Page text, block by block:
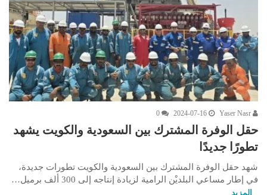
2024-07-16
0
حقل الوفرة المشترك بين السعودية والكويت يشهد
تطورًا جديدًا
شهد حقل الوفرة المشترك بين السعودية والكويت تطورات جديدة،
في إطار مساعي البلديْن الرامية لزيادة إنتاجه إلى 300 ألف برميل…
المزيد